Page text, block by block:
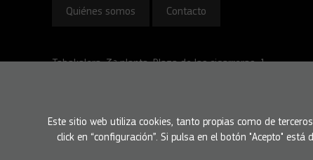
Quiénes somos Contacto
Tabakalera, 3ª planta. Plaza de las cigarreras, 1.
Este sitio web utiliza cookies, tanto propias como de
click en “configuración”. Si pulsa en el botón "Acepto"